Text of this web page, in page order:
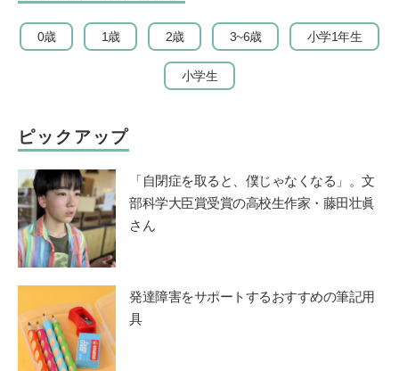
0歳 1歳 2歳 3~6歳 小学1年生
小学生
ピックアップ
「自閉症を取ると、僕じゃなくなる」。文
部科学大臣賞受賞の高校生作家・藤田壮眞
さん
発達障害をサポートするおすすめの筆記用
具